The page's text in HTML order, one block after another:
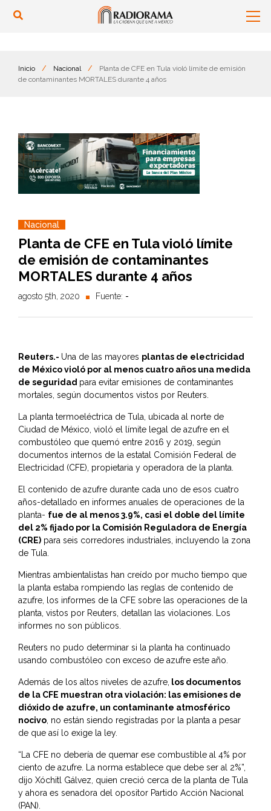
Inicio / Nacional /
Planta de CFE en Tula violó límite de emisión
de contaminantes MORTALES durante 4 años
Nacional
Planta de CFE en Tula violó límite
de emisión de contaminantes
MORTALES durante 4 años
agosto 5th, 2020 Fuente: -
Reuters.- Una de las mayores plantas de electricidad
de México violó por al menos cuatro años una medida
de seguridad para evitar emisiones de contaminantes
mortales, según documentos vistos por Reuters.
La planta termoeléctrica de Tula, ubicada al norte de
Ciudad de México, violó el límite legal de azufre en el
combustóleo que quemó entre 2016 y 2019, según
documentos internos de la estatal Comisión Federal de
Electricidad (CFE), propietaria y operadora de la planta.
El contenido de azufre durante cada uno de esos cuatro
años-detallado en informes anuales de operaciones de la
planta- fue de al menos 3.9%, casi el doble del límite
del 2% fijado por la Comisión Reguladora de Energía
(CRE) para seis corredores industriales, incluyendo la zona
de Tula.
Mientras ambientalistas han creído por mucho tiempo que
la planta estaba rompiendo las reglas de contenido de
azufre, los informes de la CFE sobre las operaciones de la
planta, vistos por Reuters, detallan las violaciones. Los
informes no son públicos.
Reuters no pudo determinar si la planta ha continuado
usando combustóleo con exceso de azufre este año.
Además de los altos niveles de azufre, los documentos
de la CFE muestran otra violación: las emisiones de
dióxido de azufre, un contaminante atmosférico
nocivo , no están siendo registradas por la planta a pesar
de que así lo exige la ley.
“La CFE no debería de quemar ese combustible al 4% por
ciento de azufre. La norma establece que debe ser al 2%”,
dijo Xóchitl Gálvez, quien creció cerca de la planta de Tula
y ahora es senadora del opositor Partido Acción Nacional
(PAN).